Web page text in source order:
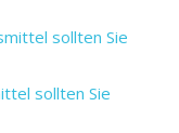
sollten Sie